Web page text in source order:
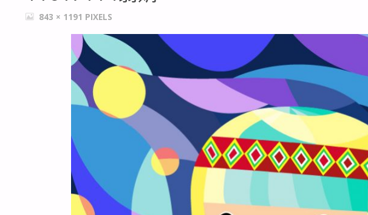
FULL843 × 1191 PIXELS